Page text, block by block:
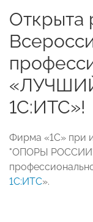
Открыта
1С:ИТС»!
Фирма «1С» при
"ОПОРЫ РОССИИ"
1С:ИТС».